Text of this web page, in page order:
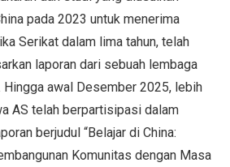
pada 2023 untuk menerima
Serikat dalam lima tahun, telah
laporan dari sebuah lembaga
awal Desember 2025, lebih
AS telah berpartisipasi dalam
berjudul “Belajar di China:
Komunitas dengan Masa